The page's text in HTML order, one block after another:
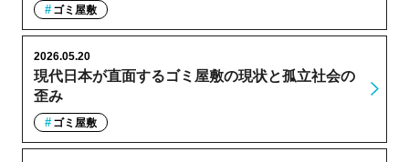
ゴミ屋敷
現代日本が直面するゴミ屋敷の現状と孤立社会の
歪み
2026.05.20
ゴミ屋敷